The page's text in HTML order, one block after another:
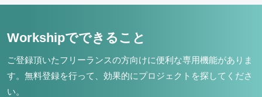
Workshipでできること
ご登録頂いたフリーランスの方向けに便利な専用機能がありま
す。 無料登録を行って、効果的にプロジェクトを探してくださ
い。